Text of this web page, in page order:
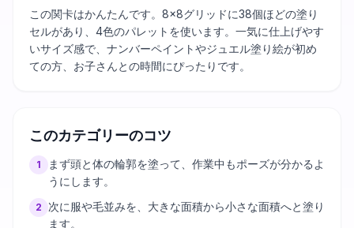
この関卡はかんたんです。8×8グリッドに38個ほどの塗り
セルがあり、4色のパレットを使います。一気に仕上げやす
いサイズ感で、ナンバーペイントやジュエル塗り絵が初め
ての方、お子さんとの時間にぴったりです。
このカテゴリーのコツ
1
まず頭と体の輪郭を塗って、作業中もポーズが分かるよ
うにします。
2
次に服や毛並みを、大きな面積から小さな面積へと塗り
ます。